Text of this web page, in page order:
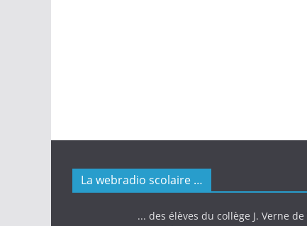
La webradio scolaire …
... des élèves du collège J. Verne